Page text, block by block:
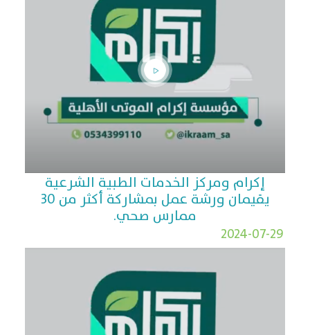
إكرام ومركز الخدمات الطبية الشرعية
يقيمان ورشة عمل بمشاركة أكثر من ٣٠
ممارس صحي.
2024-07-29